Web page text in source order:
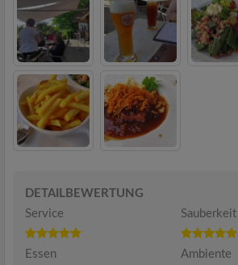
DETAILBEWERTUNG
Service
Sauberkeit
Essen Ambiente